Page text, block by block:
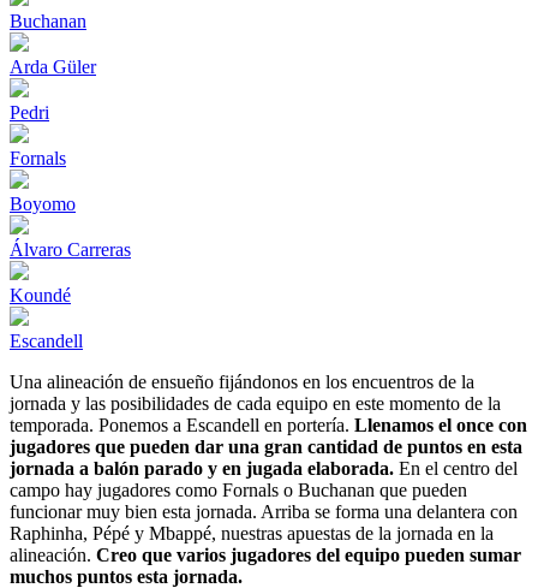
Buchanan
Arda Güler
Pedri
Fornals
Boyomo
Álvaro Carreras
Koundé
Escandell
Una alineación de ensueño fijándonos en los encuentros de la
jornada y las posibilidades de cada equipo en este momento de la
temporada. Ponemos a Escandell en portería. Llenamos el once con
jugadores que pueden dar una gran cantidad de puntos en esta
jornada a balón parado y en jugada elaborada. En el centro del
campo hay jugadores como Fornals o Buchanan que pueden
funcionar muy bien esta jornada. Arriba se forma una delantera con
Raphinha, Pépé y Mbappé, nuestras apuestas de la jornada en la
alineación. Creo que varios jugadores del equipo pueden sumar
muchos puntos esta jornada.